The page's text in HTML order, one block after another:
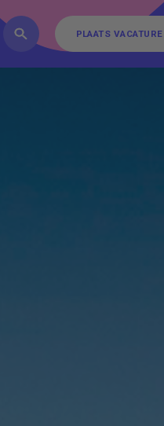
FAQ Inschrijven Contact
PLAATS VACATURE
PLAATS VACATURE